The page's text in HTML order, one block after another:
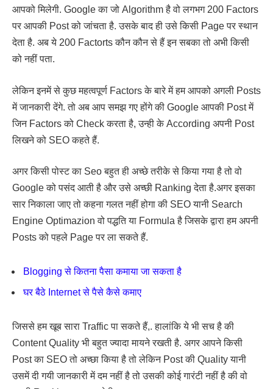
आपको मिलेगी. Google का जो Algorithm है वो लगभग 200 Factors
पर आपकी Post को जांचता है. उसके बाद ही उसे किसी Page पर स्थान
देता है. अब ये 200 Factorts कौन कौन से हैं इन सबका तो अभी किसी
को नहीं पता.
लेकिन इनमें से कुछ महत्वपूर्ण Factors के बारे में हम आपको अगली Posts
में जानकारी देंगे. तो अब आप समझ गए होंगे की Google आपकी Post में
जिन Factors को Check करता है, उन्ही के According अपनी Post
लिखने को SEO कहते हैं.
अगर किसी पोस्ट का Seo बहुत ही अच्छे तरीके से किया गया है तो वो
Google को पसंद आती है और उसे अच्छी Ranking देता है.अगर इसका
सार निकाला जाए तो कहना गलत नहीं होगा की SEO यानी Search
Engine Optimazion वो पद्धति या Formula है जिसके द्वारा हम अपनी
Posts को पहले Page पर ला सकते हैं.
Blogging से कितना पैसा कमाया जा सकता है
घर बैठे Internet से पैसे कैसे कमाए
जिससे हम खूब सारा Traffic पा सकते हैं,. हालांकि ये भी सच है की
Content Quality भी बहुत ज्यादा मायने रखती है. अगर आपने किसी
Post का SEO तो अच्छा किया है तो लेकिन Post की Quality यानी
उसमें दी गयी जानकारी में दम नहीं है तो उसकी कोई गारंटी नहीं है की वो